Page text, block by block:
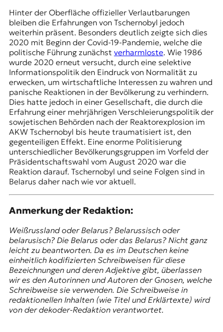
Hinter der Oberfläche offizieller Verlautbarungen
bleiben die Erfahrungen von Tschernobyl jedoch
weiterhin präsent. Besonders deutlich zeigte sich dies
2020 mit Beginn der Covid-19-Pandemie, welche die
politische Führung zunächst verharmloste. Wie 1986
wurde 2020 erneut versucht, durch eine selektive
Informationspolitik den Eindruck von Normalität zu
erwecken, um wirtschaftliche Interessen zu wahren und
panische Reaktionen in der Bevölkerung zu verhindern.
Dies hatte jedoch in einer Gesellschaft, die durch die
Erfahrung einer mehrjährigen Verschleierungspolitik der
sowjetischen Behörden nach der Reaktorexplosion im
AKW Tschernobyl bis heute traumatisiert ist, den
gegenteiligen Effekt. Eine enorme Politisierung
unterschiedlicher Bevölkerungsgruppen im Vorfeld der
Präsidentschaftswahl vom August 2020 war die
Reaktion darauf. Tschernobyl und seine Folgen sind in
Belarus daher nach wie vor aktuell.
Anmerkung der Redaktion:
Weißrussland oder Belarus? Belarussisch oder
belarusisch? Die Belarus oder das Belarus? Nicht ganz
leicht zu beantworten. Da es im Deutschen keine
einheitlich kodifizierten Schreibweisen für diese
Bezeichnungen und deren Adjektive gibt, überlassen
wir es den Autorinnen und Autoren der Gnosen, welche
Schreibweise sie verwenden. Die Schreibweise in
redaktionellen Inhalten (wie Titel und Erklärtexte) wird
von der dekoder-Redaktion verantwortet.